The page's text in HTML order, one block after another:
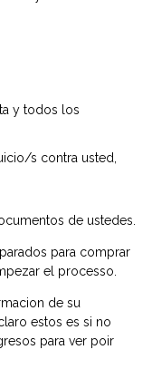
y todos los
s contra usted,
de ustedes.
para comprar
el processo.
de su
estos es si no
para ver poir